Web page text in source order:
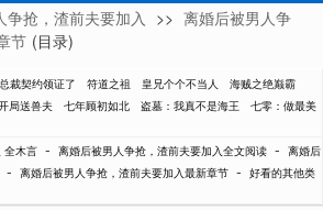
争抢，渣前夫要加入 >> 离婚后被男人争
节 (目录)
裁契约领证了 符道之祖 皇兄个个不当人
海贼之绝巅霸
局送兽夫 七年顾初如北 盗墓：我真不是海王
七零：做最美
全木言 - 离婚后被男人争抢，渣前夫要加入全文阅读 - 离婚后
- 离婚后被男人争抢，渣前夫要加入最新章节 - 好看的其他类